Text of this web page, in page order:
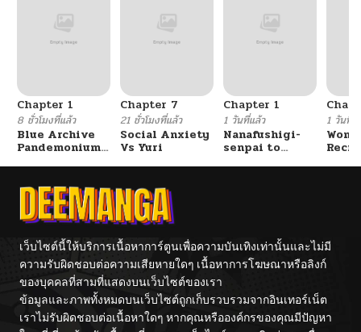
ตอนที่ 15 05/31/2026
ตอนที่ 14
ตอนที่ 13
ตอนที่ 12 03/25/2026
ตอนที่ 11 03/17/2026
Chapter 1
8 ชั่วโมงที่แล้ว
Blue Archive
Pandemonium
Chapter 7
21 ชั่วโมงที่แล้ว
Social Anxiety
Vs Yuri
Chapter 1
1 วันที่แล้ว
Nanafushigi-
senpai to
1 วันที่แ
เว็บไซต์นี้ให้บริการเนื้อหาการ์ตูนเพื่อความบันเทิงเท่านั้นและไม่มี
ความรับผิดชอบต่อความเสียหายใดๆ เนื้อหาการโฆษณาหรือลิงก์
ของบุคคลที่สามที่แสดงบนเว็บไซต์ของเรา
ข้อมูลและภาพทั้งหมดบนเว็บไซต์ถูกเก็บรวบรวมจากอินเทอร์เน็ต
เราไม่รับผิดชอบต่อเนื้อหาใดๆ หากคุณหรือองค์กรของคุณมีปัญหา